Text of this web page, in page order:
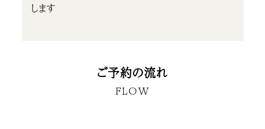
します
ご予約の流れ
FLOW